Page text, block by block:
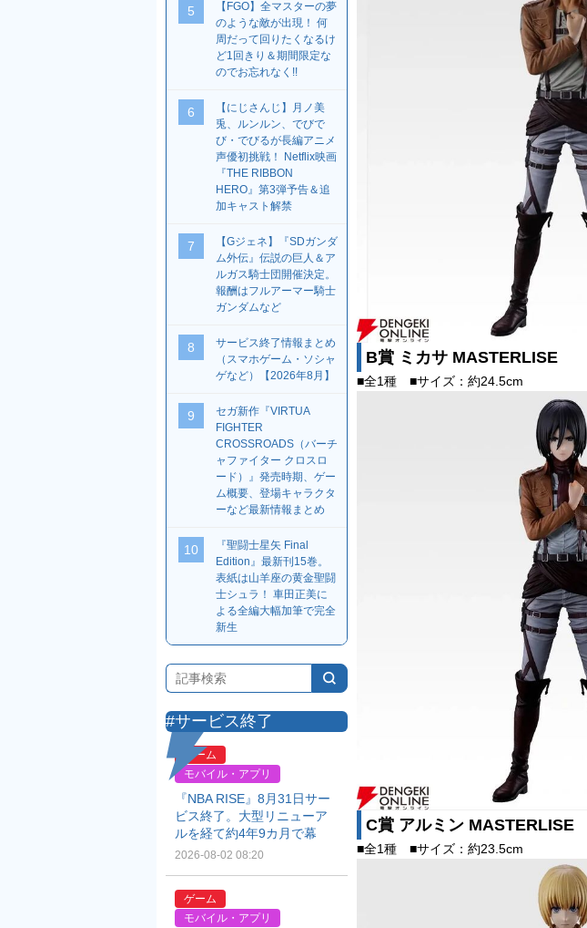
B賞 ミカサ MASTERLISE
■全1種 ■サイズ：約24.5cm
C賞 アルミン MASTERLISE
■全1種 ■サイズ：約23.5cm
5
【FGO】全マスターの夢
のような敵が出現！ 何
周だって回りたくなるけ
ど1回きり＆期間限定な
のでお忘れなく!!
6
【にじさんじ】月ノ美
兎、ルンルン、でびで
び・でびるが長編アニメ
声優初挑戦！ Netflix映画
『THE RIBBON
HERO』第3弾予告＆追
加キャスト解禁
7
【Gジェネ】『SDガンダ
ム外伝』伝説の巨人＆ア
ルガス騎士団開催決定。
報酬はフルアーマー騎士
ガンダムなど
8
サービス終了情報まとめ
（スマホゲーム・ソシャ
ゲなど）【2026年8月】
9
セガ新作『VIRTUA
FIGHTER
CROSSROADS（バーチ
ャファイター クロスロ
ード）』発売時期、ゲー
ム概要、登場キャラクタ
ーなど最新情報まとめ
10
『聖闘士星矢 Final
Edition』最新刊15巻。
表紙は山羊座の黄金聖闘
士シュラ！ 車田正美に
よる全編大幅加筆で完全
新生
#サービス終了
ゲーム
モバイル・アプリ
『NBA RISE』8月31日サー
ビス終了。大型リニューア
ルを経て約4年9カ月で幕
2026-08-02 08:20
ゲーム
モバイル・アプリ